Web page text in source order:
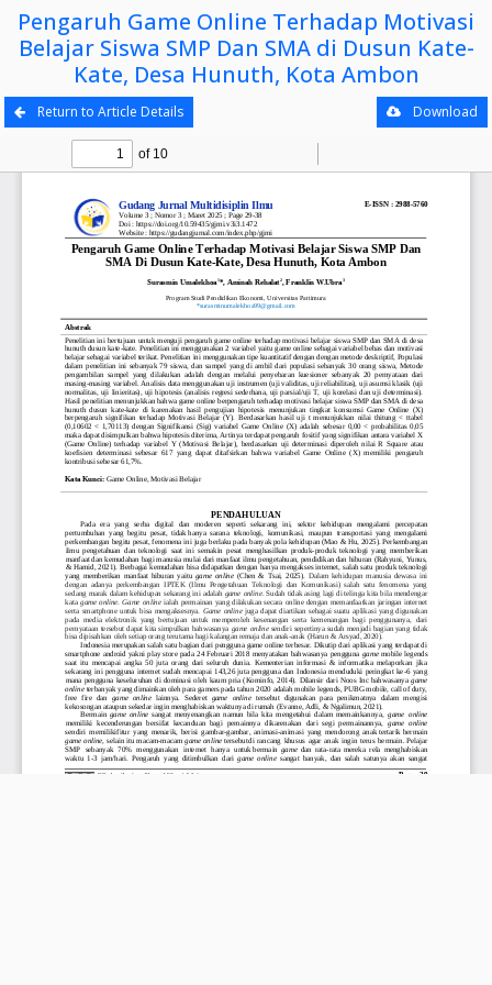
Pengaruh Game Online Terhadap Motivasi
Belajar Siswa SMP Dan SMA di Dusun Kate-
Kate, Desa Hunuth, Kota Ambon
Return to Article Details Download